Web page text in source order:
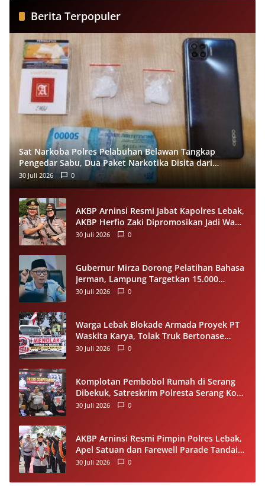
Berita Terpopuler
Sat Narkoba Polres Pelabuhan Belawan Tangkap
Pengedar Sabu, Dua Paket Narkotika Disita dari
Tersangka
30 Juli 2026 0
AKBP Arninsi Resmi Jabat Kapolres Lebak,
AKBP Herfio Zaki Dipromosikan Jadi Wadir
Reskrimsus Polda Banten
30 Juli 2026 0
Gubernur Mirza Dorong Pelatihan Bahasa
Jerman, Lampung Targetkan 15.000
Pekerja Terampil ke Luar Negeri per
30 Juli 2026 0
Warga Lebak Blokade Armada Proyek PT
Waskita Karya, Tolak Truk Bertonase
Besar Melintasi Jalan Kopi–Sangiang Maja
30 Juli 2026 0
Komplotan Pembobol Rumah di Serang
Dibekuk, Satreskrim Polresta Serang Kota
Tangkap 4 Pelaku dan Kejar Satu DPO
30 Juli 2026 0
AKBP Arninsi Resmi Pimpin Polres Lebak,
Apel Satuan dan Farewell Parade Tandai
Estafet Kepemimpinan
30 Juli 2026 0